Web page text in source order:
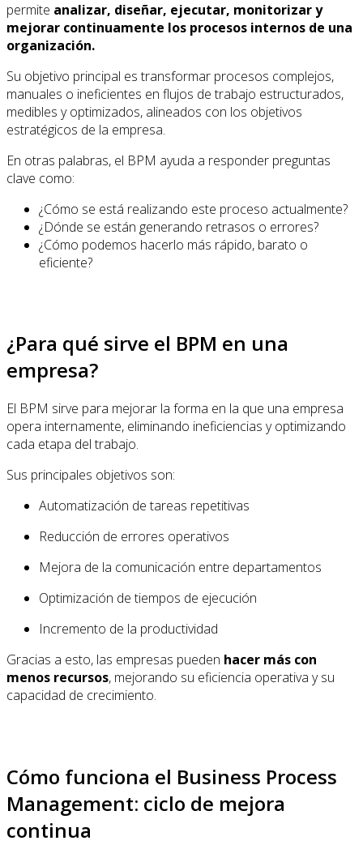
permite analizar, diseñar, ejecutar, monitorizar y
mejorar continuamente los procesos internos de una
organización.
Su objetivo principal es transformar procesos complejos,
manuales o ineficientes en flujos de trabajo estructurados,
medibles y optimizados, alineados con los objetivos
estratégicos de la empresa.
En otras palabras, el BPM ayuda a responder preguntas
clave como:
¿Cómo se está realizando este proceso actualmente?
¿Dónde se están generando retrasos o errores?
¿Cómo podemos hacerlo más rápido, barato o
eficiente?
¿Para qué sirve el BPM en una
empresa?
El BPM sirve para mejorar la forma en la que una empresa
opera internamente, eliminando ineficiencias y optimizando
cada etapa del trabajo.
Sus principales objetivos son:
Automatización de tareas repetitivas
Reducción de errores operativos
Mejora de la comunicación entre departamentos
Optimización de tiempos de ejecución
Incremento de la productividad
Gracias a esto, las empresas pueden hacer más con
menos recursos, mejorando su eficiencia operativa y su
capacidad de crecimiento.
Cómo funciona el Business Process
Management: ciclo de mejora
continua